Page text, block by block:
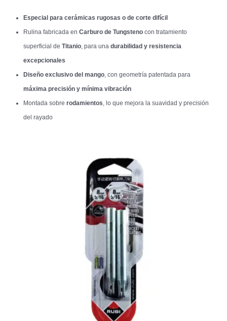
Especial para cerámicas rugosas o de corte difícil
Rulina fabricada enCarburo de Tungsteno con tratamiento
superficial deTitanio, para unadurabilidad y resistencia
excepcionales
Diseño exclusivo del mango, con geometría patentada para
máxima precisión y mínima vibración
Montada sobrerodamientos, lo que mejora la suavidad y precisión
del rayado